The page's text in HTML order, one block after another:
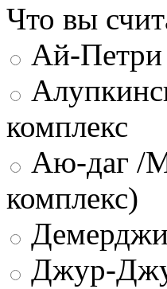
Что вы
Ай-Петри
комплекс
Аю-даг /
комплекс)
Джур-